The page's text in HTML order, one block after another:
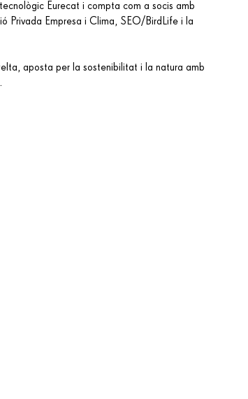
Eurecat i compta com a socis amb
Privada Empresa i Clima, SEO/BirdLife i la
aposta per la sostenibilitat i la natura amb